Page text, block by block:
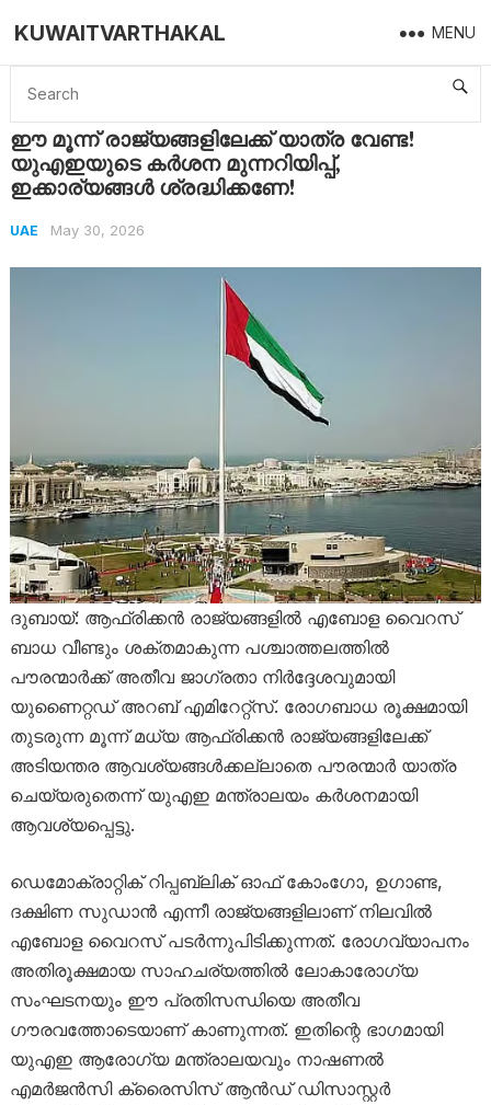
KUWAITVARTHAKAL MENU
Home UAE
ഈ മൂന്ന് രാജ്യങ്ങളിലേക്ക് യാത്ര വേണ്ട!
യുഎഇയുടെ കർശന മുന്നറിയിപ്പ്,
ഇക്കാര്യങ്ങൾ ശ്രദ്ധിക്കണേ!
UAE May 30, 2026
ദുബായ്: ആഫ്രിക്കൻ രാജ്യങ്ങളിൽ എബോള വൈറസ്
ബാധ വീണ്ടും ശക്തമാകുന്ന പശ്ചാത്തലത്തിൽ
പൗരന്മാർക്ക് അതീവ ജാഗ്രതാ നിർദ്ദേശവുമായി
യുണൈറ്റഡ് അറബ് എമിറേറ്റ്സ്. രോഗബാധ രൂക്ഷമായി
തുടരുന്ന മൂന്ന് മധ്യ ആഫ്രിക്കൻ രാജ്യങ്ങളിലേക്ക്
അടിയന്തര ആവശ്യങ്ങൾക്കല്ലാതെ പൗരന്മാർ യാത്ര
ചെയ്യരുതെന്ന് യുഎഇ മന്ത്രാലയം കർശനമായി
ആവശ്യപ്പെട്ടു.
ഡെമോക്രാറ്റിക് റിപ്പബ്ലിക് ഓഫ് കോംഗോ, ഉഗാണ്ട,
ദക്ഷിണ സുഡാൻ എന്നീ രാജ്യങ്ങളിലാണ് നിലവിൽ
എബോള വൈറസ് പടർന്നുപിടിക്കുന്നത്. രോഗവ്യാപനം
അതിരൂക്ഷമായ സാഹചര്യത്തിൽ ലോകാരോഗ്യ
സംഘടനയും ഈ പ്രതിസന്ധിയെ അതീവ
ഗൗരവത്തോടെയാണ് കാണുന്നത്. ഇതിന്റെ ഭാഗമായി
യുഎഇ ആരോഗ്യ മന്ത്രാലയവും നാഷണൽ
എമർജൻസി ക്രൈസിസ് ആൻഡ് ഡിസാസ്റ്റർ